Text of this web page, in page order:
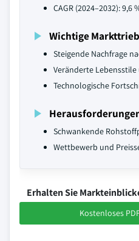
CAGR (2024–2032): 9,6
Wichtige
Steigende Nachfrage
Veränderte
Technologische
Schwankende
Wettbewerb und
Erhalten Sie
Kostenloses